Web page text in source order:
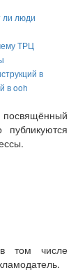
ли люди
ТРЦ
в
в ooh
в том числе